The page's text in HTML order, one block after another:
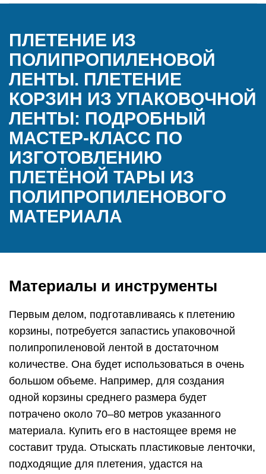
ПЛЕТЕНИЕ ИЗ
ПОЛИПРОПИЛЕНОВОЙ
ЛЕНТЫ. ПЛЕТЕНИЕ
КОРЗИН ИЗ УПАКОВОЧНОЙ
ЛЕНТЫ: ПОДРОБНЫЙ
МАСТЕР-КЛАСС ПО
ИЗГОТОВЛЕНИЮ
ПЛЕТЁНОЙ ТАРЫ ИЗ
ПОЛИПРОПИЛЕНОВОГО
МАТЕРИАЛА
Материалы и инструменты
Первым делом, подготавливаясь к плетению
корзины, потребуется запастись упаковочной
полипропиленовой лентой в достаточном
количестве. Она будет использоваться в очень
большом объеме. Например, для создания
одной корзины среднего размера будет
потрачено около 70–80 метров указанного
материала. Купить его в настоящее время не
составит труда. Отыскать пластиковые ленточки,
подходящие для плетения, удастся на